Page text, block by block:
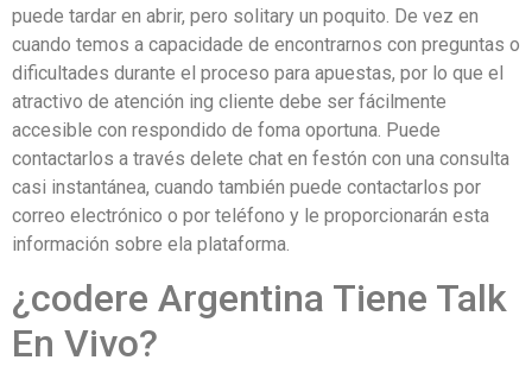
puede tardar en abrir, pero solitary un poquito. De vez en
cuando temos a capacidade de encontrarnos con preguntas o
dificultades durante el proceso para apuestas, por lo que el
atractivo de atención ing cliente debe ser fácilmente
accesible con respondido de foma oportuna. Puede
contactarlos a través delete chat en festón con una consulta
casi instantánea, cuando también puede contactarlos por
correo electrónico o por teléfono y le proporcionarán esta
información sobre ela plataforma.
¿codere Argentina Tiene Talk
En Vivo?